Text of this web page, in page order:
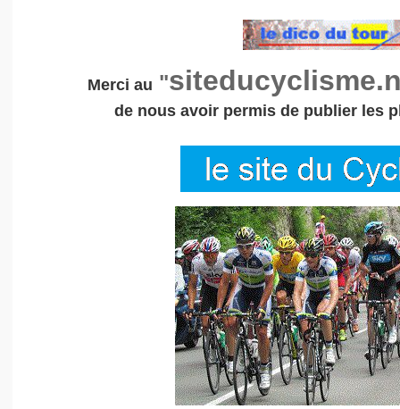
Merci au "
de nous avoir permis de publier les